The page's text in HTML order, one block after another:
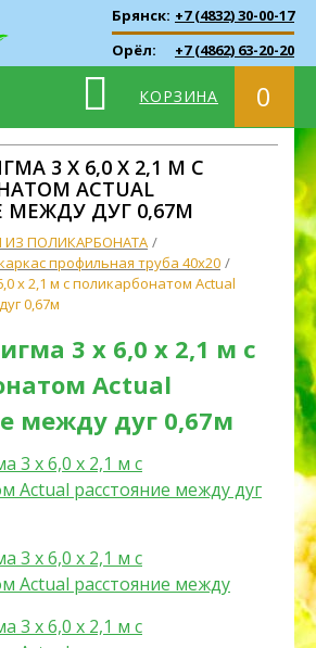
Брянск: +7 (4832) 30-00-17
Орёл:
+7 (4862) 63-20-20
КОРЗИНА 0
3 X 6,0 X 2,1 М С
ACTUAL
МЕЖДУ ДУГ 0,67М
ИЗ ПОЛИКАРБОНАТА
профильная труба 40х20
x 2,1 м с поликарбонатом Actual
0,67м
3 x 6,0 x 2,1 м с
Actual
между дуг 0,67м